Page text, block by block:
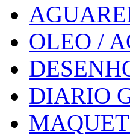
OLEO /
DIARIO